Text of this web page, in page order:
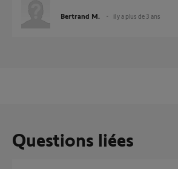
Bertrand M. il y a plus de 3 ans
Questions liées